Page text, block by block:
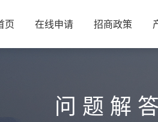
页 在线申请 招商政策
问题解答